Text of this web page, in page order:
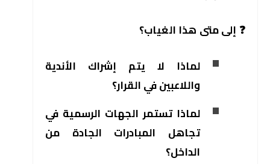
❓ إلى متى هذا الغياب؟
لماذا لا يتم إشراك الأندية
واللاعبين في القرار؟
لماذا تستمر الجهات الرسمية في
تجاهل المبادرات الجادة من
الداخل؟